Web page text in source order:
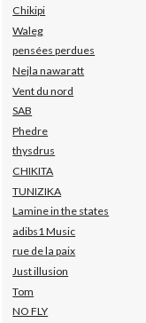
Chikipi
Waleg
pensées perdues
Nejla nawaratt
Vent du nord
SAB
Phedre
thysdrus
CHIKITA
TUNIZIKA
Lamine in the states
adibs1 Music
rue de la paix
Just illusion
Tom
NO FLY